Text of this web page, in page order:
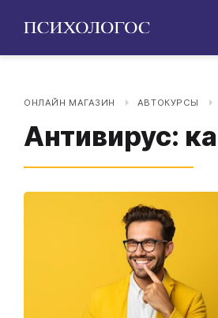
ОНЛАЙН МАГАЗИН АВТОКУРСЫ
Антивирус: